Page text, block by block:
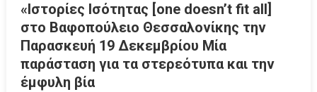
«Ιστορίες Ισότητας [one doesn’t fit all]
στο Βαφοπούλειο Θεσσαλονίκης την
Παρασκευή 19 Δεκεμβρίου Μία
παράσταση για τα στερεότυπα και την
έμφυλη βία